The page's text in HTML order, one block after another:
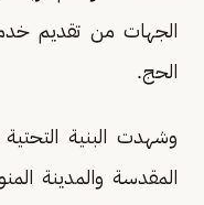
الجهات من تقديم
الحج.
وشهدت البنية
المقدسة والمدينة